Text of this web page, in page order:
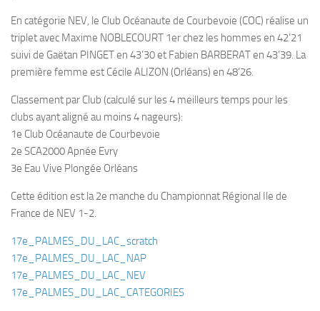
ECOLE DE PLONGEE
Formations
Plongeur N1
Plongeur N2
Plongeur N3
Maintien des acquis
Guide de palanquée N4
Moniteur Fédéral
Organisation
Responsables
En catégorie NEV, le Club Océanaute de Courbevoie (COC) réalise un
triplet avec Maxime NOBLECOURT 1er chez les hommes en 42’21
suivi de Gaëtan PINGET en 43’30 et Fabien BARBERAT en 43’39. La
première femme est Cécile ALIZON (Orléans) en 48’26.
Classement par Club (calculé sur les 4 meilleurs temps pour les
clubs ayant aligné au moins 4 nageurs):
1e Club Océanaute de Courbevoie
2e SCA2000 Apnée Evry
3e Eau Vive Plongée Orléans
Cette édition est la 2e manche du Championnat Régional Ile de
France de NEV 1-2.
17e_PALMES_DU_LAC_scratch
17e_PALMES_DU_LAC_NAP
17e_PALMES_DU_LAC_NEV
17e_PALMES_DU_LAC_CATEGORIES